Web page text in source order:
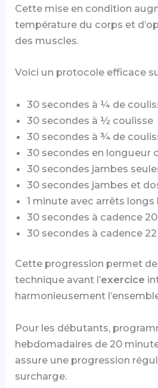
Cette mise en condition
température du corps et
des muscles.
Voici un protocole efficace
30 secondes à ¼ de
30 secondes à ½ coulisse
30 secondes à ¾ de
30 secondes en longueur
30 secondes jambes
30 secondes jambes et
1 minute avec arrêts longs
30 secondes à cadence 20
30 secondes à cadence 22
Cette progression permet
technique avant l’exercice
harmonieusement
Pour les débutants,
hebdomadaires de 20
assure une progression
surcharge.